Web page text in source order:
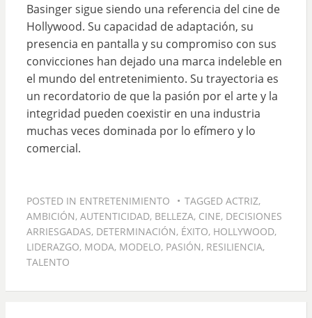
Basinger sigue siendo una referencia del cine de
Hollywood. Su capacidad de adaptación, su
presencia en pantalla y su compromiso con sus
convicciones han dejado una marca indeleble en
el mundo del entretenimiento. Su trayectoria es
un recordatorio de que la pasión por el arte y la
integridad pueden coexistir en una industria
muchas veces dominada por lo efímero y lo
comercial.
POSTED IN ENTRETENIMIENTO TAGGED ACTRIZ,
AMBICIÓN, AUTENTICIDAD, BELLEZA, CINE, DECISIONES
ARRIESGADAS, DETERMINACIÓN, ÉXITO, HOLLYWOOD,
LIDERAZGO, MODA, MODELO, PASIÓN, RESILIENCIA,
TALENTO